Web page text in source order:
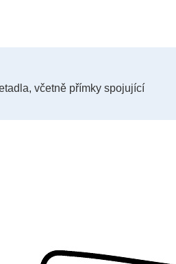
včetně přímky spojující